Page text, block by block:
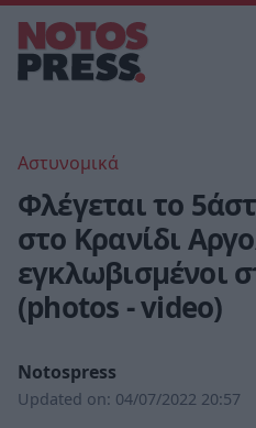
Αστυνομικά
Φλέγεται το
στο Κρανίδι
εγκλωβισμένοι
(photos - video)
Notospress
Updated on: 04/07/2022 20:57